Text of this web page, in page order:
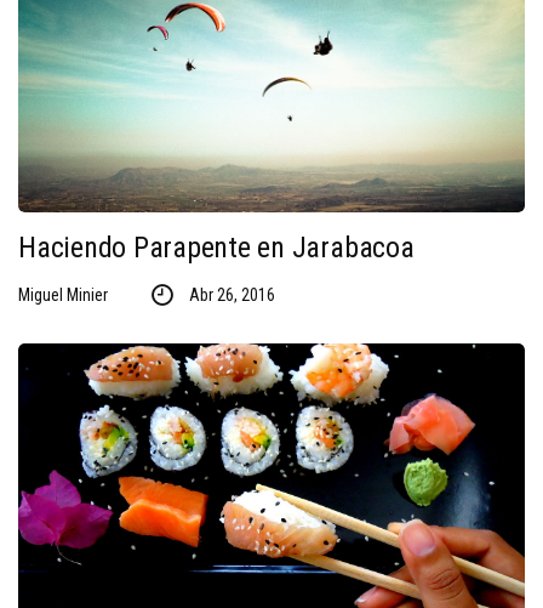
Haciendo Parapente en Jarabacoa
Miguel Minier Abr 26, 2016